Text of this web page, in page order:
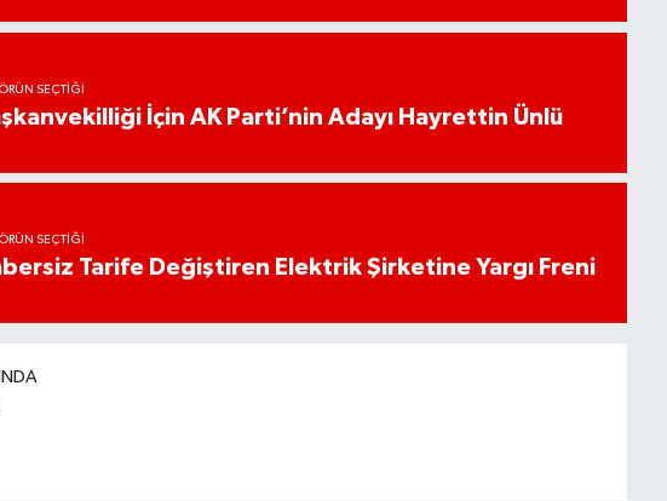
SEÇTIĞI
İçin AK Parti’nin Adayı Hayrettin Ünlü
SEÇTIĞI
Tarife Değiştiren Elektrik Şirketine Yargı Freni